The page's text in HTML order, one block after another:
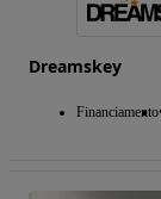
Dreamskey
Financiamento